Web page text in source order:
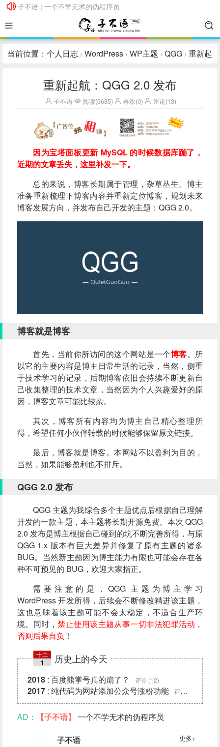
子不语 | 一个不学无术的伪程序员
子不语 | 一个不学无术的伪程序员
当前位置： 个人日志 / WordPress / WP主题 / QGG / 重新起
重新起航：QGG 2.0 发布
子不语 阅读(3685) 喜欢(0) 评论(13)
因为宝塔面板更新 MySQL 的时候数据库蹦了，
近期的文章丢失，这里补发一下。
总的来说，博客长期属于管理，杂草丛生。博主
准备重新梳理下博客内容并重新定位博客，规划未来
博客发展方向，并发布自己开发的主题：QGG 2.0。
博客就是博客
首先，当前你所访问的这个网站是一个博客。所
以它的主要内容是博主日常生活的记录，当然，侧重
于技术学习的记录，后期博客依旧会持续不断更新自
己收集整理的技术文章，当然因为个人兴趣爱好的原
因，博客文章可能比较杂。
其次，博客所有内容均为博主自己精心整理所
得，希望任何小伙伴转载的时候能够保留原文链接。
最后，博客就是博客。本网站不以盈利为目的，
当然，如果能够盈利也不排斥。
QGG 2.0 发布
QGG 主题为我综合多个主题优点后根据自己理解
开发的一款主题，本主题将长期开源免费。本次 QGG
2.0 发布是博主根据自己碰到的坑不断完善所得，与原
QGG 1.x 版本有巨大差异并修复了原有主题的诸多
BUG。当然新主题因为博主能力有限也可能会存在各
种不可预见的 BUG，欢迎大家指正。
需要注意的是，QGG 主题为博主学习
WordPress 开发所得，后续会不断修改精进该主题，
这也意味着该主题可能不会太稳定，不适合生产环
境。同时，禁止使用该主题从事一切非法犯罪活动，
否则后果自负 ！
十二
1 历史上的今天
2018 : 百度熊掌号真的崩了？ 评论 (12)
2017 : 纯代码为网站添加公众号涨粉功能 评论 (18)
AD： 【子不语】 一个不学无术的伪程序员
更多+
子不语